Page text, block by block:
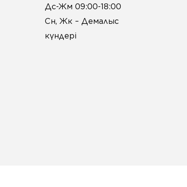
Дс-Жм 09:00-18:00
Сн, Жк – Демалыс
күндері